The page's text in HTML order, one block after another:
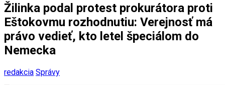
Žilinka podal protest prokurátora proti
Eštokovmu rozhodnutiu: Verejnosť má
právo vedieť, kto letel špeciálom do
Nemecka
redakcia Správy